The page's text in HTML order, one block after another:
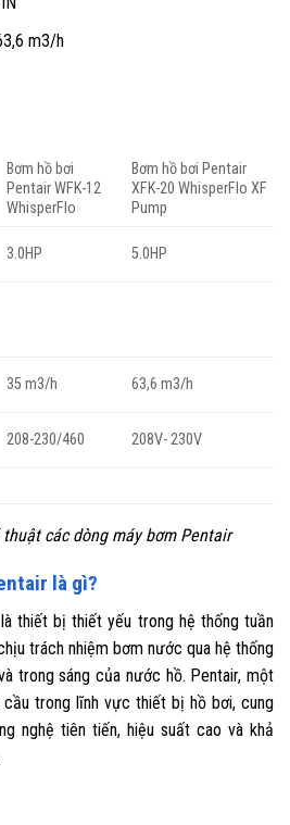
m3/h
Bơm hồ bơi
Pentair WFK-12
WhisperFlo
Bơm hồ bơi Pentair
XFK-20 WhisperFlo XF
Pump
3.0HP 5.0HP
35 m3/h 63,6 m3/h
208-230/460 208V- 230V
các dòng máy bơm Pentair
là gì?
là thiết bị thiết yếu trong hệ thống tuần
trách nhiệm bơm nước qua hệ thống
trong sáng của nước hồ. Pentair, một
trong lĩnh vực thiết bị hồ bơi, cung
nghệ tiên tiến, hiệu suất cao và khả